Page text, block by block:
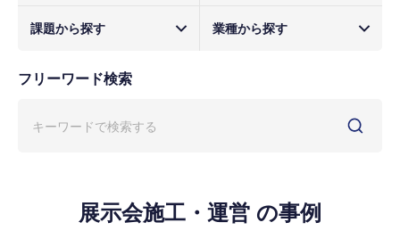
課題から探す 業種から探す
フリーワード検索
展示会施工・運営 の事例